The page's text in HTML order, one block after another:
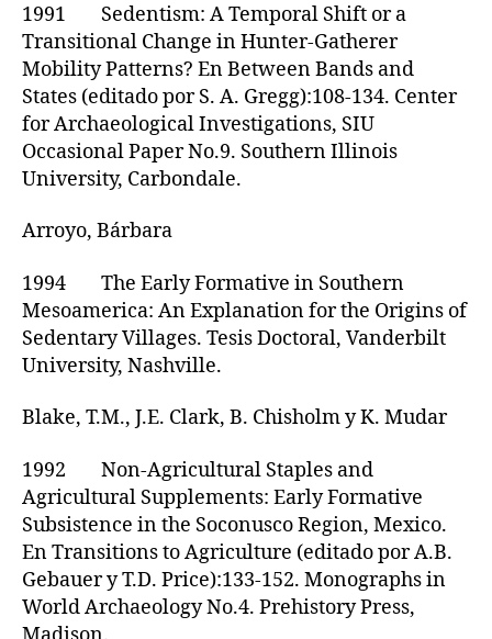
1991 Sedentism: A Temporal Shift or a
Transitional Change in Hunter-Gatherer
Mobility Patterns? En Between Bands and
States (editado por S. A. Gregg):108-134. Center
for Archaeological Investigations, SIU
Occasional Paper No.9. Southern Illinois
University, Carbondale.
Arroyo, Bárbara
1994 The Early Formative in Southern
Mesoamerica: An Explanation for the Origins of
Sedentary Villages. Tesis Doctoral, Vanderbilt
University, Nashville.
Blake, T.M., J.E. Clark, B. Chisholm y K. Mudar
1992 Non-Agricultural Staples and
Agricultural Supplements: Early Formative
Subsistence in the Soconusco Region, Mexico.
En Transitions to Agriculture (editado por A.B.
Gebauer y T.D. Price):133-152. Monographs in
World Archaeology No.4. Prehistory Press,